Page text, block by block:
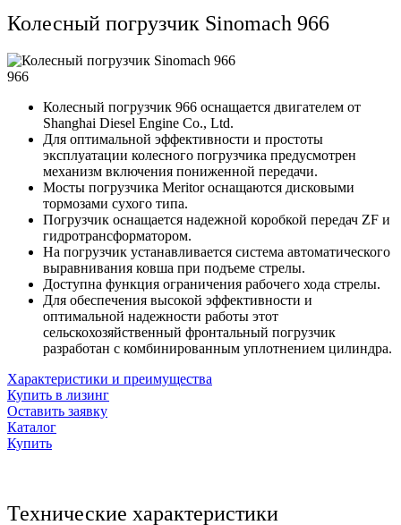
Колесный погрузчик Sinomach 966
966
Колесный погрузчик 966 оснащается двигателем от
Shanghai Diesel Engine Co., Ltd.
Для оптимальной эффективности и простоты
эксплуатации колесного погрузчика предусмотрен
механизм включения пониженной передачи.
Мосты погрузчика Meritor оснащаются дисковыми
тормозами сухого типа.
Погрузчик оснащается надежной коробкой передач ZF и
гидротрансформатором.
На погрузчик устанавливается система автоматического
выравнивания ковша при подъеме стрелы.
Доступна функция ограничения рабочего хода стрелы.
Для обеспечения высокой эффективности и
оптимальной надежности работы этот
сельскохозяйственный фронтальный погрузчик
разработан с комбинированным уплотнением цилиндра.
Характеристики и преимущества
Купить в лизинг
Оставить заявку
Каталог
Купить
Технические характеристики